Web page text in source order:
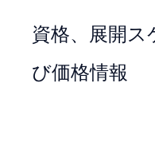
資格、展開ス
び価格情報